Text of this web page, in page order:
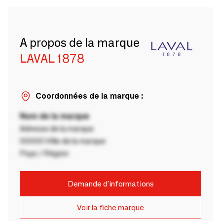
A propos de la marque
LAVAL 1878
Coordonnées de la marque :
Nom de la marque
Adresse de la marque
00000 Ville de la marque
Pays / Région
Demande d'informations
Voir la fiche marque